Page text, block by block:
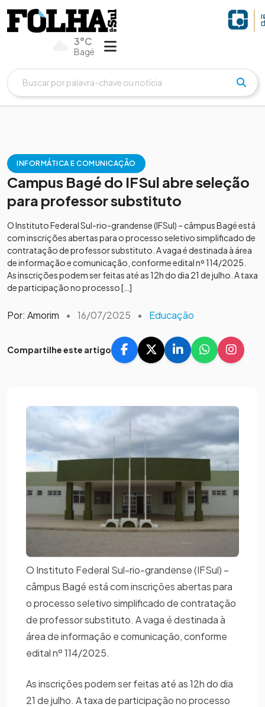
3°C
Bagé
INFORMÁTICA E COMUNICAÇÃO
Campus Bagé do IFSul abre seleção
para professor substituto
O Instituto Federal Sul-rio-grandense (IFSul) – câmpus Bagé está
com inscrições abertas para o processo seletivo simplificado de
contratação de professor substituto. A vaga é destinada à área
de informação e comunicação, conforme edital nº 114/2025.
As inscrições podem ser feitas até as 12h do dia 21 de julho. A taxa
de participação no processo […]
Por: Amorim • 16/07/2025 • Educação
Compartilhe este artigo
O Instituto Federal Sul-rio-grandense (IFSul) –
câmpus Bagé está com inscrições abertas para
o processo seletivo simplificado de contratação
de professor substituto. A vaga é destinada à
área de informação e comunicação, conforme
edital nº 114/2025.
As inscrições podem ser feitas até as 12h do dia
21 de julho. A taxa de participação no processo